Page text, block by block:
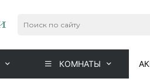
КОМНАТЫ